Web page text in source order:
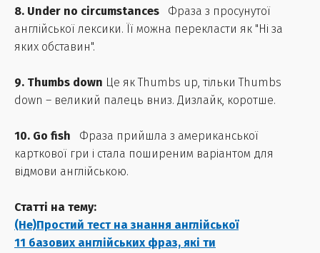
8. Under no circumstances Фраза з просунутої
англійської лексики. Її можна перекласти як "Ні за
яких обставин".
9. Thumbs down Це як Thumbs up, тільки Thumbs
down – великий палець вниз. Дизлайк, коротше.
10. Go fish Фраза прийшла з американської
карткової гри і стала поширеним варіантом для
відмови англійською.
Статті на тему:
(Не)Простий тест на знання англійської
11 базових англійських фраз, які ти